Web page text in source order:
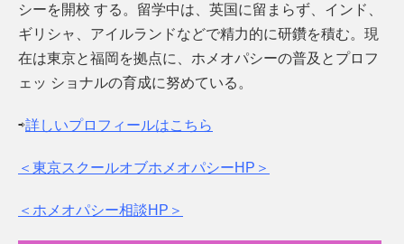
シーを開校 する。留学中は、英国に留まらず、インド、
ギリシャ、アイルランドなどで精力的に研鑽を積む。現
在は東京と福岡を拠点に、ホメオパシーの普及とプロフ
ェッ ショナルの育成に努めている。
⇨詳しいプロフィールはこちら
＜東京スクールオブホメオパシーHP＞
＜ホメオパシー相談HP＞